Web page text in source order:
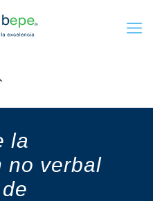
la
no verbal